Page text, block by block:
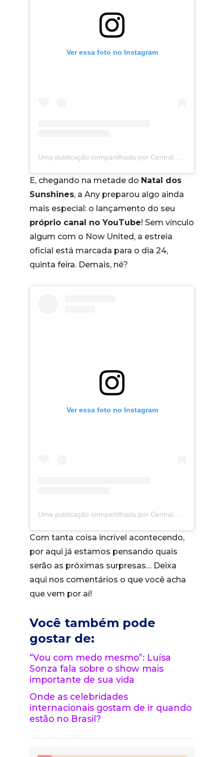
Ver essa foto no Instagram
E, chegando na metade do Natal dos
Sunshines, a Any preparou algo ainda
mais especial: o lançamento do seu
próprio canal no YouTube! Sem vínculo
algum com o Now United, a estreia
oficial está marcada para o dia 24,
quinta feira. Demais, né?
Ver essa foto no Instagram
Uma publicação compartilhada por Central De Fãs Any Gabrielly (@cfanygabrielly)
Com tanta coisa incrível acontecendo,
por aqui já estamos pensando quais
serão as próximas surpresas… Deixa
aqui nos comentários o que você acha
que vem por aí!
Você também pode
gostar de:
“Vou com medo mesmo”: Luísa
Sonza fala sobre o show mais
importante de sua vida
Onde as celebridades
internacionais gostam de ir quando
estão no Brasil?